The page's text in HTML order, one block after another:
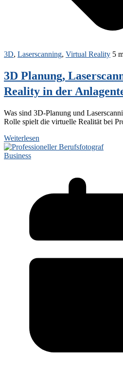
3D, Laserscanning, Virtual Reality 5
3D Planung,
Reality in der
Was sind 3D-Planung und
Rolle spielt die virtuelle Realität bei
Weiterlesen
Business